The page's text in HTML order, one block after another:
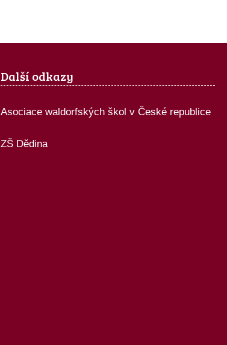
Další odkazy
Asociace waldorfských škol v České republice
ZŠ Dědina